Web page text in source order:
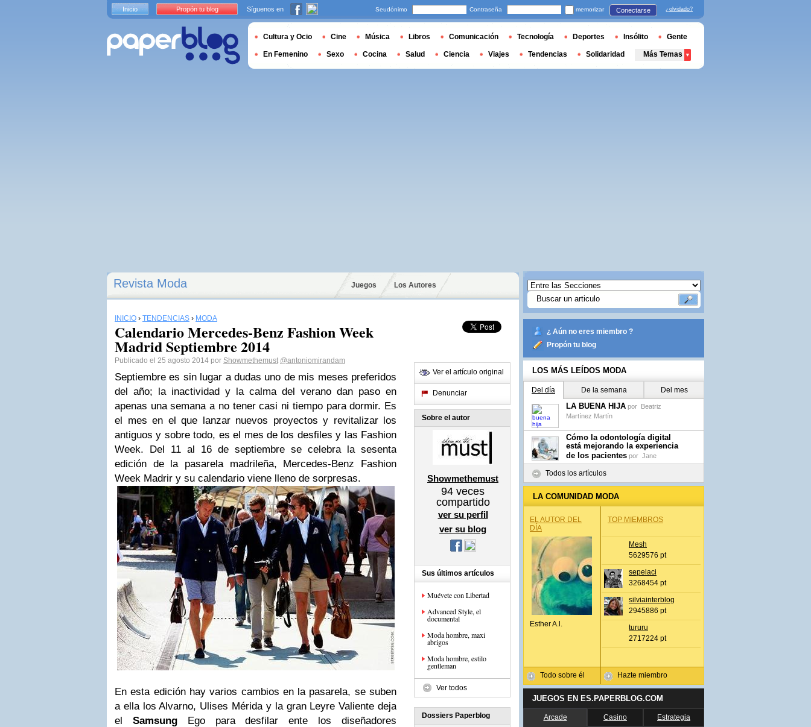
Revista Moda Juegos Los Autores
INICIO › TENDENCIAS › MODA
Calendario Mercedes-Benz Fashion Week
Madrid Septiembre 2014
Publicado el 25 agosto 2014 por Showmethemust @antoniomirandam
Septiembre es sin lugar a dudas uno de mis meses preferidos
del año; la inactividad y la calma del verano dan paso en
apenas una semana a no tener casi ni tiempo para dormir. Es
el mes en el que lanzar nuevos proyectos y revitalizar los
antiguos y sobre todo, es el mes de los desfiles y las Fashion
Week. Del 11 al 16 de septiembre se celebra la sesenta
edición de la pasarela madrileña, Mercedes-Benz Fashion
Week Madrir y su calendario viene lleno de sorpresas.
En esta edición hay varios cambios en la pasarela, se suben
a ella los Alvarno, Ulises Mérida y la gran Leyre Valiente deja
el SamsungEgo para desfilar ente los diseñadores
Ver el artículo original
Denunciar
Sobre el autor
Showmethemust
94 veces
compartido
ver su perfil
ver su blog
Sus últimos artículos
Muévete con Libertad
Advanced Style, el
documental
Moda hombre, maxi
abrigos
Moda hombre, estilo
gentleman
Ver todos
Dossiers Paperblog
¿ Aún no eres miembro ?
Propón tu blog
LOS MÁS LEÍDOS MODA
Del día De la semana Del mes
LA BUENA HIJA por Beatriz
Martínez Martín
Cómo la odontología digital
está mejorando la experiencia
de los pacientes por Jane
Todos los artículos
LA COMUNIDAD MODA
EL AUTOR DEL
DÍA
Esther A.l.
Todo sobre él
TOP MIEMBROS
Mesh
5629576 pt
sepelaci
3268454 pt
silviainterblog
2945886 pt
tururu
2717224 pt
Hazte miembro
JUEGOS EN ES.PAPERBLOG.COM
Arcade Casino Estrategia
Inicio Propón tu blog Síguenos en Seudónimo Contraseña memorizar Conectarse ¿olvidado?
Cultura y Ocio Cine Música Libros Comunicación Tecnología Deportes Insólito Gente
En Femenino Sexo Cocina Salud Ciencia Viajes Tendencias Solidaridad Más Temas